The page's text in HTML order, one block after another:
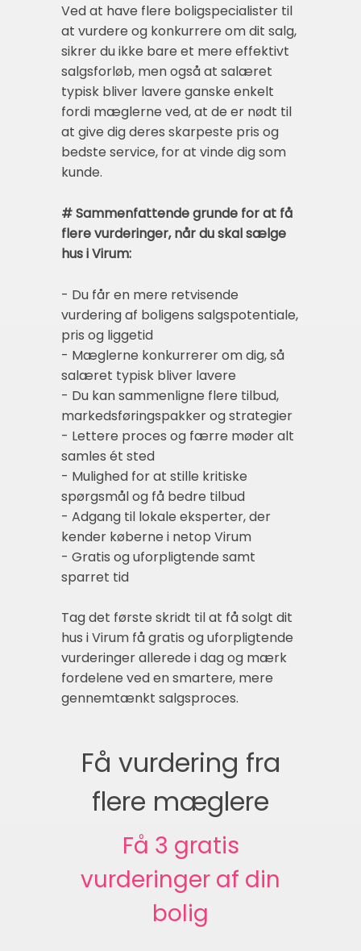
Ved at have flere boligspecialister til
at vurdere og konkurrere om dit salg,
sikrer du ikke bare et mere effektivt
salgsforløb, men også at salæret
typisk bliver lavere ganske enkelt
fordi mæglerne ved, at de er nødt til
at give dig deres skarpeste pris og
bedste service, for at vinde dig som
kunde.
# Sammenfattende grunde for at få
flere vurderinger, når du skal sælge
hus i Virum:
- Du får en mere retvisende
vurdering af boligens salgspotentiale,
pris og liggetid
- Mæglerne konkurrerer om dig, så
salæret typisk bliver lavere
- Du kan sammenligne flere tilbud,
markedsføringspakker og strategier
- Lettere proces og færre møder alt
samles ét sted
- Mulighed for at stille kritiske
spørgsmål og få bedre tilbud
- Adgang til lokale eksperter, der
kender køberne i netop Virum
- Gratis og uforpligtende samt
sparret tid
Tag det første skridt til at få solgt dit
hus i Virum få gratis og uforpligtende
vurderinger allerede i dag og mærk
fordelene ved en smartere, mere
gennemtænkt salgsproces.
Få vurdering fra
flere mæglere
Få 3 gratis
vurderinger af din
bolig